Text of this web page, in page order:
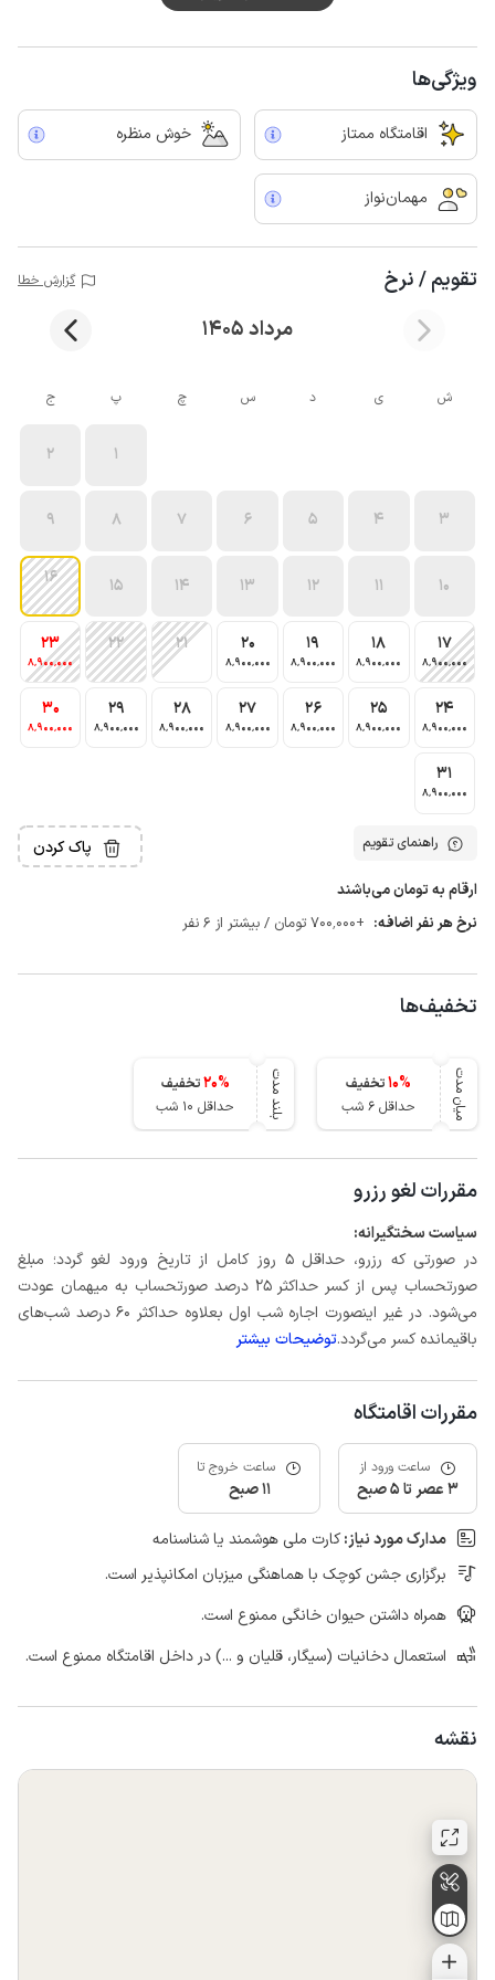
ویژگی‌ها
اقامتگاه ممتاز خوش منظره
مهمان‌نواز
تقویم / نرخ گزارش خطا
مرداد 1405
ش ی د س چ پ ج
1
2
3
4
5
6
7
8
9
10
11
12
13
14
15
16
17
8٬900٬000
18
8٬900٬000
19
8٬900٬000
20
8٬900٬000
21
22
23
8٬900٬000
24
8٬900٬000
25
8٬900٬000
26
8٬900٬000
27
8٬900٬000
28
8٬900٬000
29
8٬900٬000
30
8٬900٬000
31
8٬900٬000
راهنمای تقویم پاک کردن
ارقام به تومان می‌باشند
نرخ هر نفر اضافه: +700٬000 تومان / بیشتر از 6 نفر
تخفیف‌ها
میان مدت 10%
تخفیف
حداقل 6 شب
بلند مدت 20%
تخفیف
حداقل 10 شب
مقررات لغو رزرو
سیاست سختگیرانه:
در صورتی که رزرو، حداقل 5 روز کامل از تاریخ ورود لغو گردد؛ مبلغ
صورتحساب پس از کسر حداکثر 25 درصد صورتحساب به میهمان عودت
می‌شود. در غیر اینصورت اجاره شب اول بعلاوه حداکثر 60 درصد شب‌های
باقیمانده کسر می‌گردد.توضیحات بیشتر
مقررات اقامتگاه
ساعت ورود از
3 عصر تا 5 صبح
ساعت خروج تا
11 صبح
مدارک مورد نیاز:کارت ملی هوشمند یا شناسنامه
برگزاری جشن کوچک با هماهنگی میزبان امکانپذیر است.
همراه داشتن حیوان خانگی ممنوع است.
استعمال دخانیات (سیگار، قلیان و ...) در داخل اقامتگاه ممنوع است.
نقشه